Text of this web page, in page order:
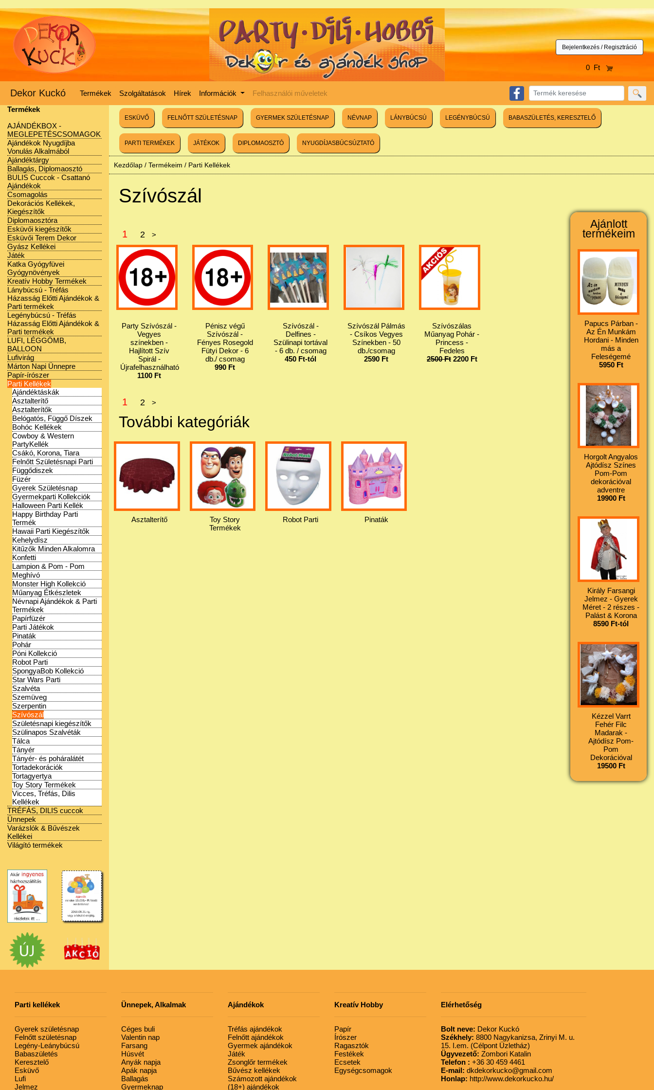
Bejelentkezés / Regisztráció
0 Ft
Dekor Kuckó Termékek Szolgáltatások Hírek Információk
Felhasználói műveletek
Termékek
AJÁNDÉKBOX -
MEGLEPETÉSCSOMAGOK
Ajándékok Nyugdíjba
Vonulás Alkalmából
Ajándéktárgy
Ballagás, Diplomaosztó
BULIS Cuccok - Csattanó
Ajándékok
Csomagolás
Dekorációs Kellékek,
Kiegészítők
Diplomaosztóra
Esküvői kiegészítők
Esküvői Terem Dekor
Gyász Kellékei
Játék
Katka Gyógyfüvei
Gyógynövények
Kreatív Hobby Termékek
Lánybúcsú - Tréfás
Házasság Előtti Ajándékok &
Parti termékek
Legénybúcsú - Tréfás
Házasság Előtti Ajándékok &
Parti termékek
LUFI, LÉGGÖMB,
BALLOON
Lufivirág
Márton Napi Ünnepre
Papír-írószer
Parti Kellékek
Ajándéktáskák
Asztalterítő
Asztalterítők
Belógatós, Függő Díszek
Bohóc Kellékek
Cowboy & Western
PartyKellék
Csákó, Korona, Tiara
Felnőtt Születésnapi Parti
Függődiszek
Füzér
Gyerek Születésnap
Gyermekparti Kollekciók
Halloween Parti Kellék
Happy Birthday Parti
Termék
Hawaii Parti Kiegészítők
Kehelydísz
Kitűzők Minden Alkalomra
Konfetti
Lampion & Pom - Pom
Meghívó
Monster High Kollekció
Műanyag Étkészletek
Névnapi Ajándékok & Parti
Termékek
Papírfüzér
Parti Játékok
Pinaták
Pohár
Póni Kollekció
Robot Parti
SpongyaBob Kollekció
Star Wars Parti
Szalvéta
Szemüveg
Szerpentin
Szívószál
Születésnapi kiegészítők
Szülinapos Szalvéták
Tálca
Tányér
Tányér- és poháralátét
Tortadekorációk
Tortagyertya
Toy Story Termékek
Vicces, Tréfás, Dilis
Kellékek
TRÉFÁS, DILIS cuccok
Ünnepek
Varázslók & Bűvészek
Kellékei
Világító termékek
ESKÜVŐ FELNŐTT SZÜLETÉSNAP GYERMEK SZÜLETÉSNAP NÉVNAP LÁNYBÚCSÚ LEGÉNYBÚCSÚ BABASZÜLETÉS, KERESZTELŐ
PARTI TERMÉKEK JÁTÉKOK DIPLOMAOSZTÓ NYUGDÍJASBÚCSÚZTATÓ
Kezdőlap / Termékeim / Parti Kellékek
Szívószál
1 2 >
Party Szívószál -
Vegyes
színekben -
Hajlított Szív
Spirál -
Újrafelhasználható
1100 Ft
Pénisz végű
Szívószál -
Fényes Rosegold
Fütyi Dekor - 6
db./ csomag
990 Ft
Szívószál -
Delfines -
Szülinapi tortával
- 6 db. / csomag
450 Ft-tól
Szívószál Pálmás
- Csíkos Vegyes
Színekben - 50
db./csomag
2590 Ft
Szívószálas
Műanyag Pohár -
Princess -
Fedeles
2500 Ft2200 Ft
1 2 >
További kategóriák
Asztalterítő
Toy Story
Termékek
Robot Parti Pinaták
Ajánlott
termékeim
Papucs Párban -
Az Én Munkám
Hordani - Minden
más a
Feleségemé
5950 Ft
Horgolt Angyalos
Ajtódísz Színes
Pom-Pom
dekorációval
adventre
19900 Ft
Király Farsangi
Jelmez - Gyerek
Méret - 2 részes -
Palást & Korona
8590 Ft-tól
Kézzel Varrt
Fehér Filc
Madarak -
Ajtódísz Pom-
Pom
Dekorációval
19500 Ft
Parti kellékek
Gyerek születésnap
Felnőtt születésnap
Legény-Leánybúcsú
Babaszületés
Keresztelő
Esküvő
Lufi
Jelmez
Ünnepek, Alkalmak
Céges buli
Valentin nap
Farsang
Húsvét
Anyák napja
Apák napja
Ballagás
Gyermeknap
Ajándékok
Tréfás ajándékok
Felnőtt ajándékok
Gyermek ajándékok
Játék
Zsonglőr termékek
Bűvész kellékek
Számozott ajándékok
(18+) ajándékok
Kreatív Hobby
Papír
Írószer
Ragasztók
Festékek
Ecsetek
Egységcsomagok
Elérhetőség
Bolt neve: Dekor Kuckó
Székhely: 8800 Nagykanizsa, Zrinyi M. u.
15. I.em. (Célpont Üzletház)
Ügyvezető: Zombori Katalin
Telefon : +36 30 459 4461
E-mail: dkdekorkucko@gmail.com
Honlap: http://www.dekorkucko.hu/